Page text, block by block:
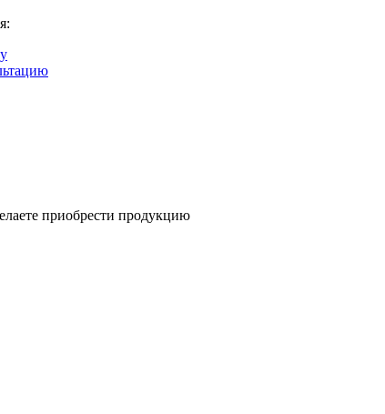
приобрести продукцию